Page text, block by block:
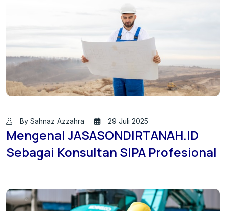
By Sahnaz Azzahra 29 Juli 2025
Mengenal JASASONDIRTANAH.ID
Sebagai Konsultan SIPA Profesional